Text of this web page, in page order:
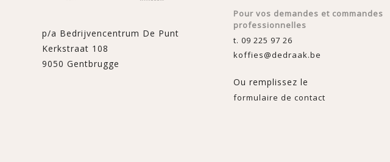
p/a Bedrijvencentrum De Punt
Kerkstraat 108
9050 Gentbrugge
Pour vos demandes et commandes
professionnelles
t. 09 225 97 26
koffies@dedraak.be
Ou remplissez le
formulaire de contact